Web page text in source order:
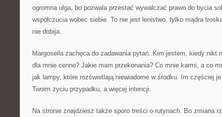
ogromna ulga, bo pozwala przestać wywalczać prawo do bycia
współczucia wobec siebie. To nie jest lenistwo, tylko mądra
nie dobija.
Margoseila zachęca do zadawania pytań. Kim jestem, kiedy nikt
dla mnie cenne? Jakie mam przekonania? Co mnie karmi, a co
jak lampy, które rozświetlają niewiadome w środku. Im częściej
Twoim życiu przypadku, a więcej intencji.
Na stronie znajdziesz także sporo treści o rutynach. Bo zmiana